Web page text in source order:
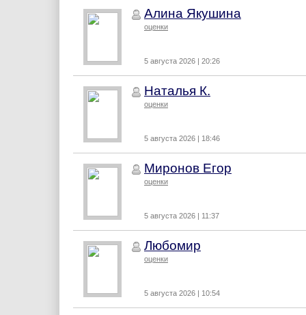
Алина Якушина
оценки
5 августа 2026 | 20:26
Наталья К.
оценки
5 августа 2026 | 18:46
Миронов Егор
оценки
5 августа 2026 | 11:37
Любомир
оценки
5 августа 2026 | 10:54